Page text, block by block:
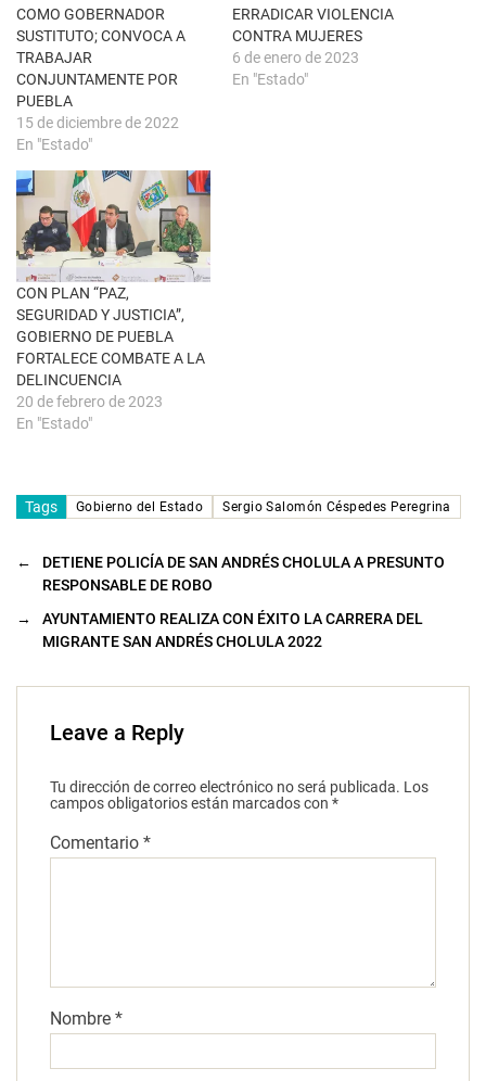
n
a
n
u
e
v
a
)
e
a
b
e
e
n
e
n
a
n
a
n
u
e
v
a
COMO GOBERNADOR
SUSTITUTO; CONVOCA A
TRABAJAR
CONJUNTAMENTE POR
PUEBLA
15 de diciembre de 2022
En "Estado"
ERRADICAR VIOLENCIA
CONTRA MUJERES
6 de enero de 2023
En "Estado"
CON PLAN “PAZ,
SEGURIDAD Y JUSTICIA”,
GOBIERNO DE PUEBLA
FORTALECE COMBATE A LA
DELINCUENCIA
20 de febrero de 2023
En "Estado"
Tags Gobierno del Estado Sergio Salomón Céspedes Peregrina
←
DETIENE POLICÍA DE SAN ANDRÉS CHOLULA A PRESUNTO
RESPONSABLE DE ROBO
→
AYUNTAMIENTO REALIZA CON ÉXITO LA CARRERA DEL
MIGRANTE SAN ANDRÉS CHOLULA 2022
Leave a Reply
Tu dirección de correo electrónico no será publicada. Los
campos obligatorios están marcados con *
Comentario *
Nombre *